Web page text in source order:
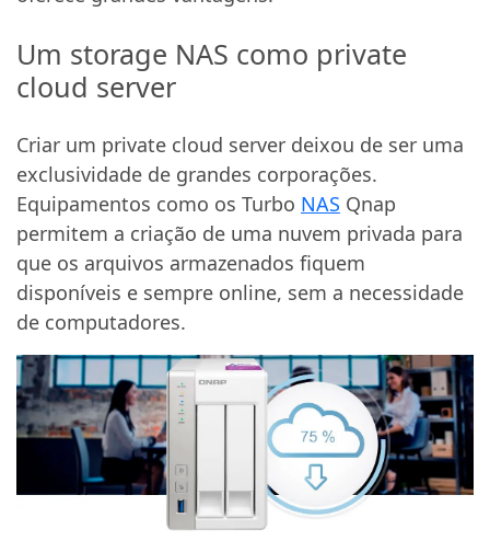
Um storage NAS como private
cloud server
Criar um private cloud server deixou de ser uma
exclusividade de grandes corporações.
Equipamentos como os Turbo NAS Qnap
permitem a criação de uma nuvem privada para
que os arquivos armazenados fiquem
disponíveis e sempre online, sem a necessidade
de computadores.